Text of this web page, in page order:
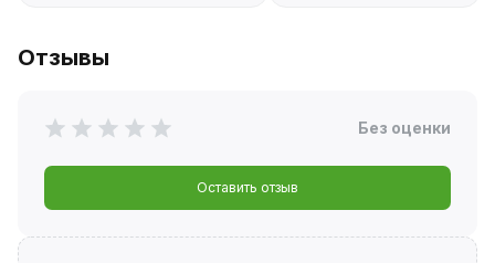
Отзывы
Без оценки
Оставить отзыв